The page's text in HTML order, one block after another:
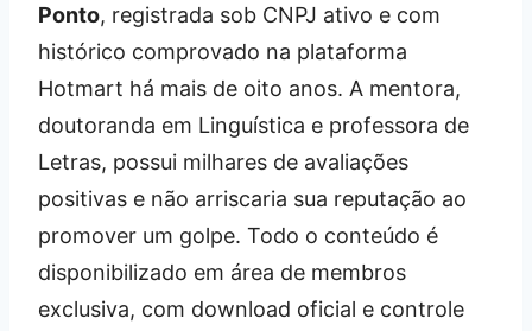
Ponto, registrada sob CNPJ ativo e com
histórico comprovado na plataforma
Hotmart há mais de oito anos. A mentora,
doutoranda em Linguística e professora de
Letras, possui milhares de avaliações
positivas e não arriscaria sua reputação ao
promover um golpe. Todo o conteúdo é
disponibilizado em área de membros
exclusiva, com download oficial e controle